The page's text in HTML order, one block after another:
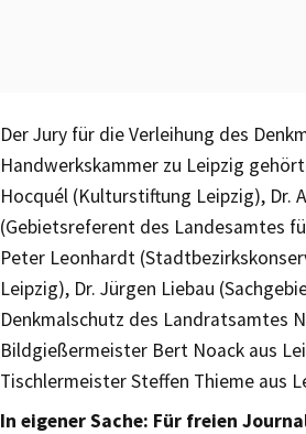
Der Jury für die Verleihung des
Handwerkskammer zu Leipzig
Hocquél (Kulturstiftung Leipzig), Dr.
(Gebietsreferent des Landesamtes
Peter Leonhardt
Leipzig), Dr. Jürgen Liebau
Denkmalschutz des Landratsamtes
Bildgießermeister Bert Noack aus
Tischlermeister Steffen Thieme aus
In eigener Sache: Für freien